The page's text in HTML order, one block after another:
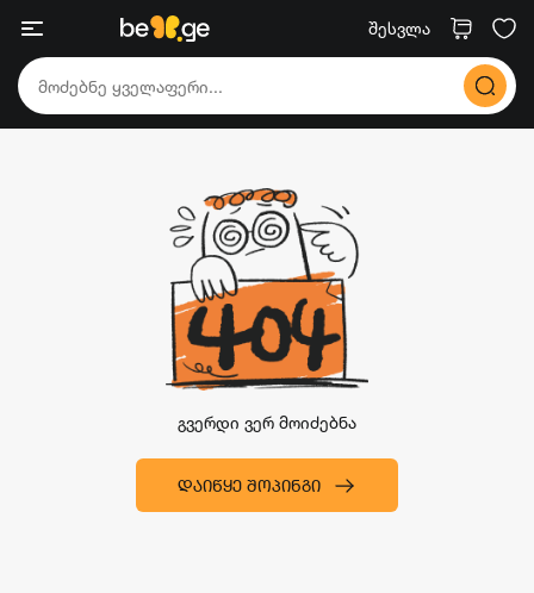
შესვლა
გვერდი ვერ მოიძებნა
ᲓᲐᲘᲬᲧᲔ ᲨᲝᲞᲘᲜᲒᲘ